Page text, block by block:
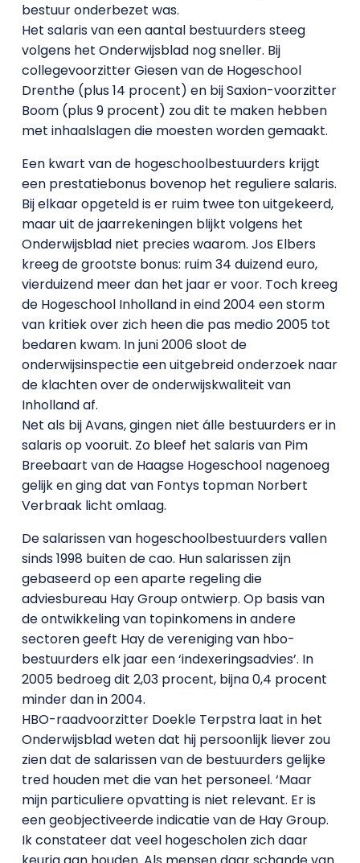
bestuur onderbezet was.
Het salaris van een aantal bestuurders steeg
volgens het Onderwijsblad nog sneller. Bij
collegevoorzitter Giesen van de Hogeschool
Drenthe (plus 14 procent) en bij Saxion-voorzitter
Boom (plus 9 procent) zou dit te maken hebben
met inhaalslagen die moesten worden gemaakt.
Een kwart van de hogeschoolbestuurders krijgt
een prestatiebonus bovenop het reguliere salaris.
Bij elkaar opgeteld is er ruim twee ton uitgekeerd,
maar uit de jaarrekeningen blijkt volgens het
Onderwijsblad niet precies waarom. Jos Elbers
kreeg de grootste bonus: ruim 34 duizend euro,
vierduizend meer dan het jaar er voor. Toch kreeg
de Hogeschool Inholland in eind 2004 een storm
van kritiek over zich heen die pas medio 2005 tot
bedaren kwam. In juni 2006 sloot de
onderwijsinspectie een uitgebreid onderzoek naar
de klachten over de onderwijskwaliteit van
Inholland af.
Net als bij Avans, gingen niet álle bestuurders er in
salaris op vooruit. Zo bleef het salaris van Pim
Breebaart van de Haagse Hogeschool nagenoeg
gelijk en ging dat van Fontys topman Norbert
Verbraak licht omlaag.
De salarissen van hogeschoolbestuurders vallen
sinds 1998 buiten de cao. Hun salarissen zijn
gebaseerd op een aparte regeling die
adviesbureau Hay Group ontwierp. Op basis van
de ontwikkeling van topinkomens in andere
sectoren geeft Hay de vereniging van hbo-
bestuurders elk jaar een ‘indexeringsadvies’. In
2005 bedroeg dit 2,03 procent, bijna 0,4 procent
minder dan in 2004.
HBO-raadvoorzitter Doekle Terpstra laat in het
Onderwijsblad weten dat hij persoonlijk liever zou
zien dat de salarissen van de bestuurders gelijke
tred houden met die van het personeel. ‘Maar
mijn particuliere opvatting is niet relevant. Er is
een geobjectiveerde indicatie van de Hay Group.
Ik constateer dat veel hogescholen zich daar